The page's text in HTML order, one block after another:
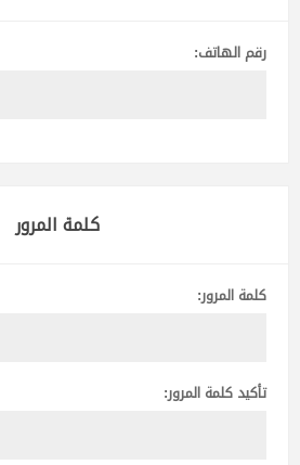
رقم الهاتف:
كلمة المرور
كلمة المرور:
تأكيد كلمة المرور: